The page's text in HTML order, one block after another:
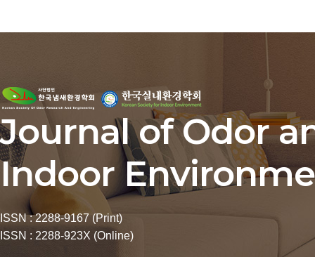
Journal of Odor
Indoor
ISSN : 2288-9167 (Print)
ISSN : 2288-923X (Online)